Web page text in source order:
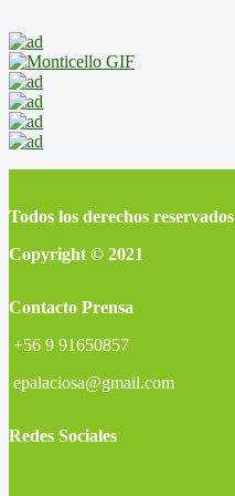
Todos los derechos reservados
Copyright © 2021
Contacto Prensa
+56 9 91650857
epalaciosa@gmail.com
Redes Sociales